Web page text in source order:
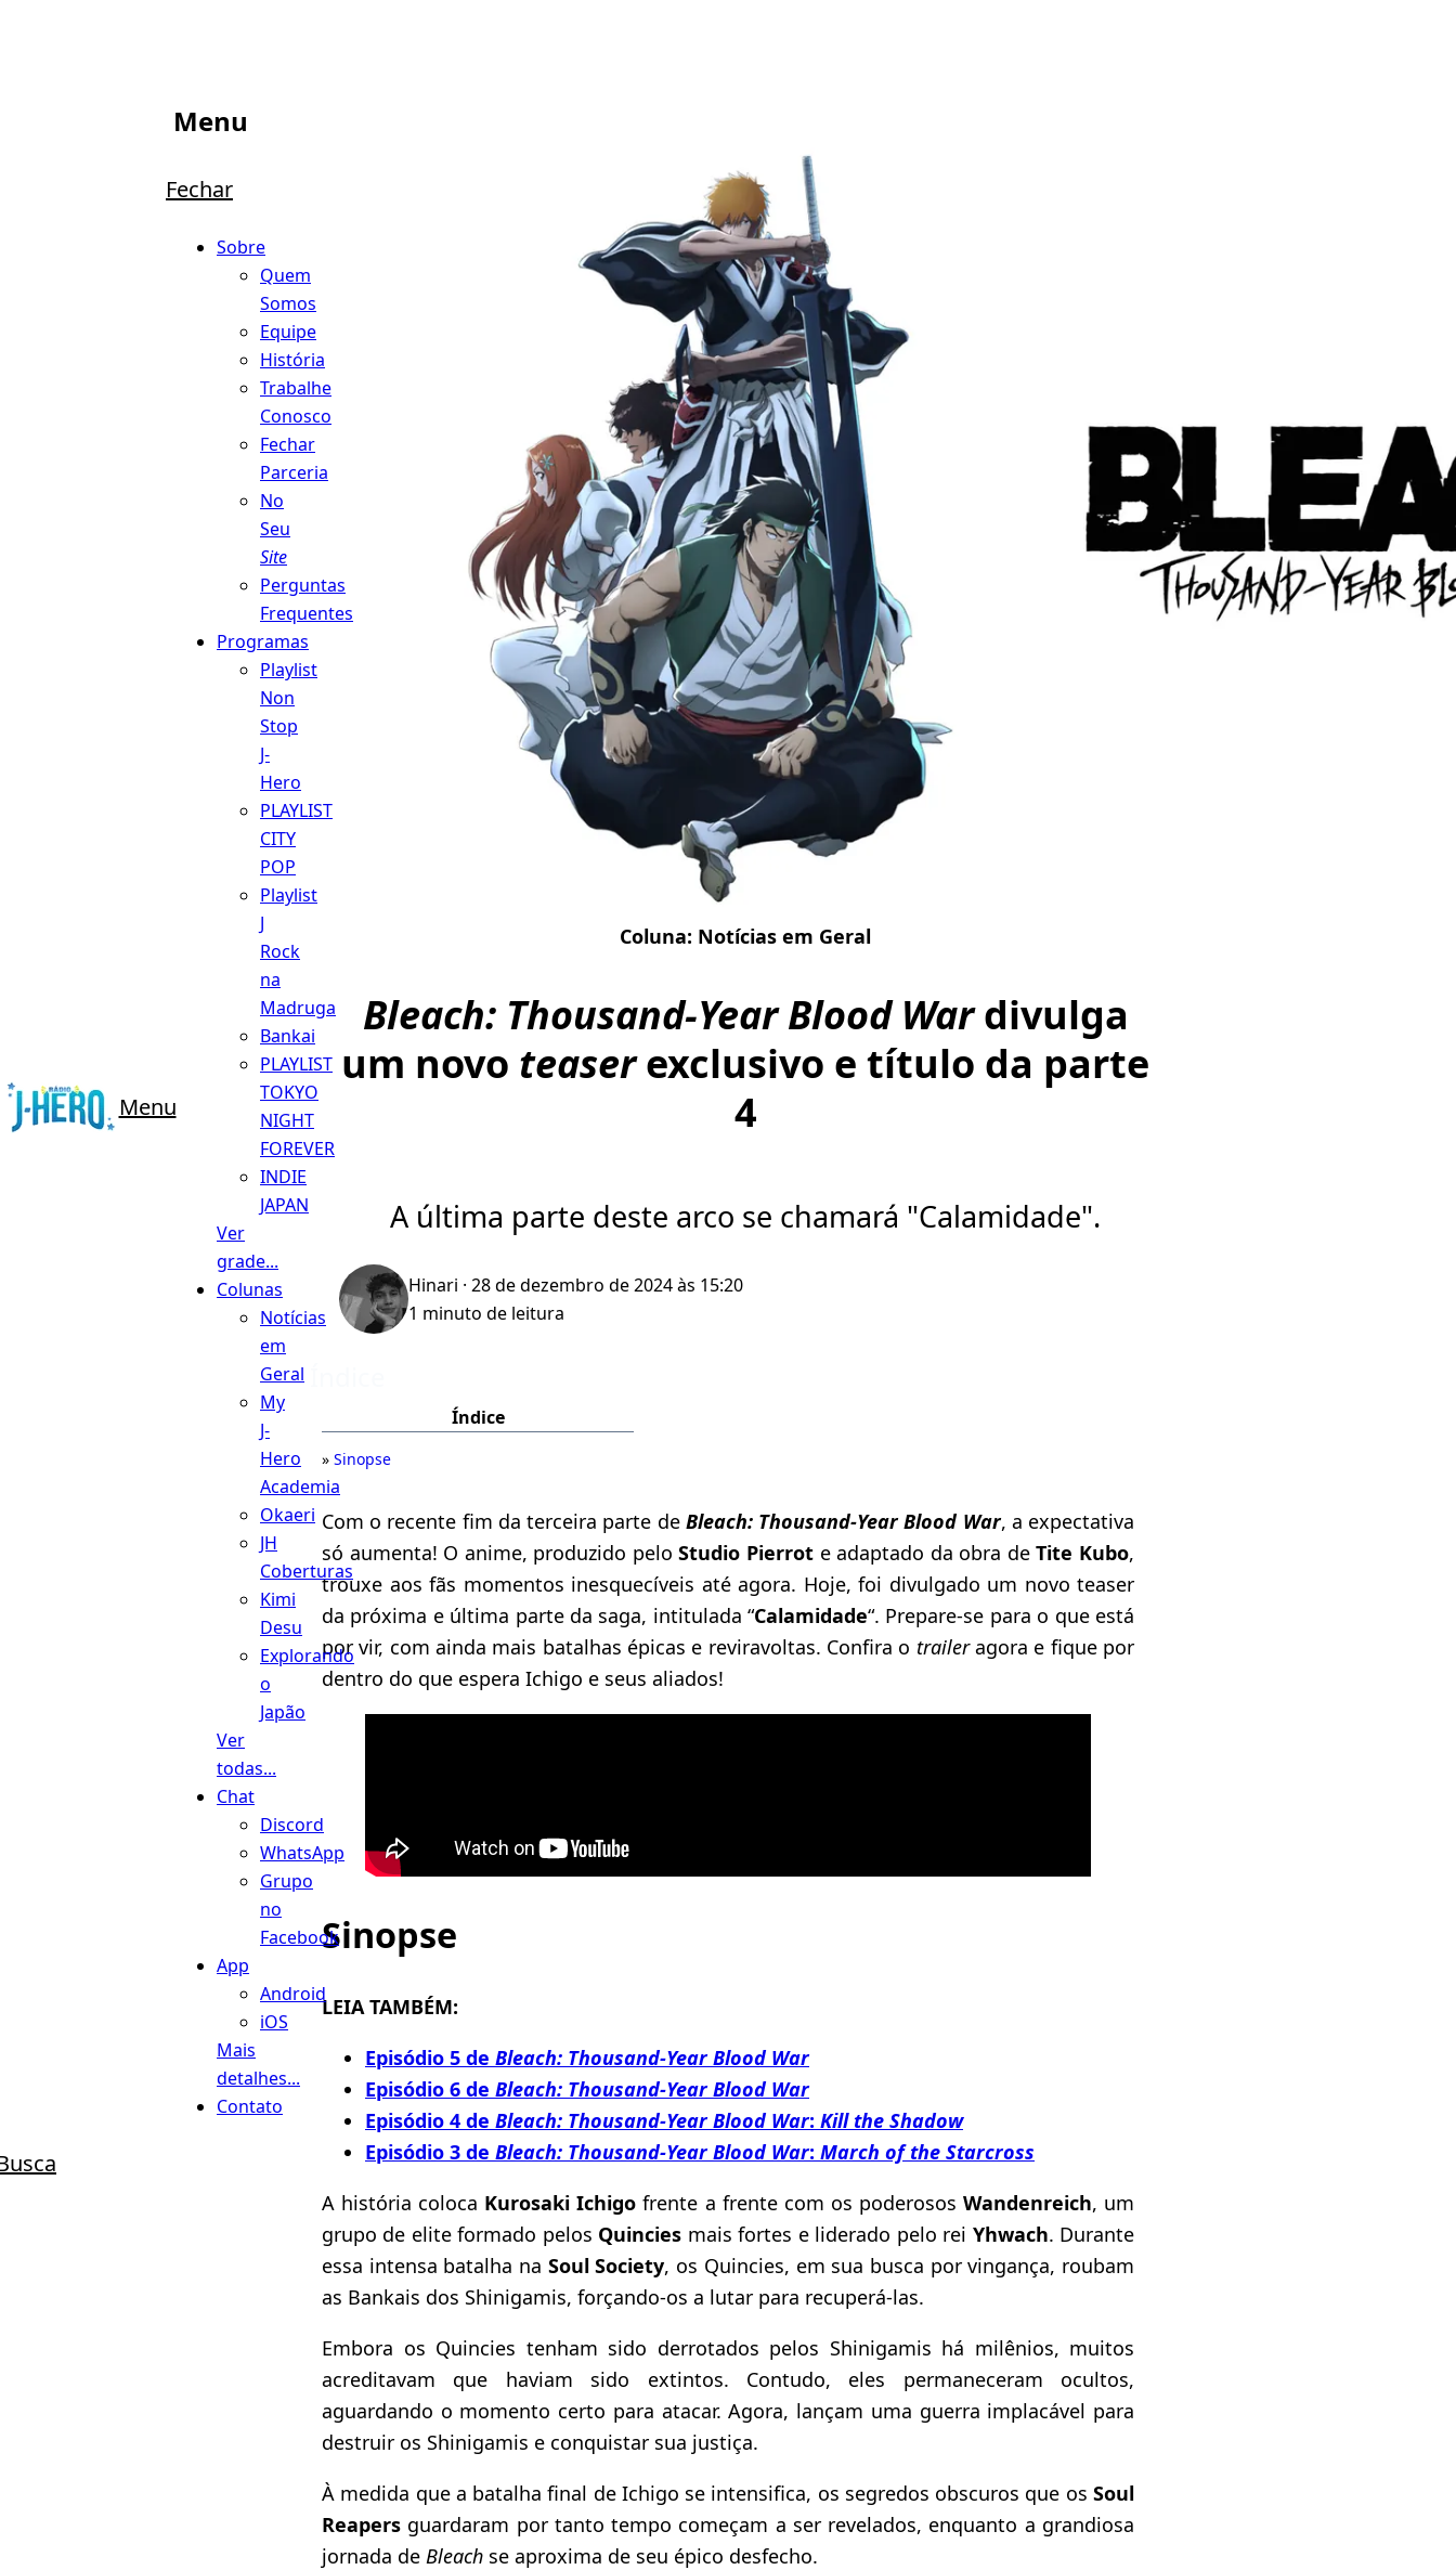
Menu
Menu
Fechar
Sobre
Quem
Somos
Equipe
História
Trabalhe
Conosco
Fechar
Parceria
No
Seu
Site
Perguntas
Frequentes
Programas
Playlist
Non
Stop
J-
Hero
PLAYLIST
CITY
POP
Playlist
J
Rock
na
Madruga
Bankai
PLAYLIST
TOKYO
NIGHT
FOREVER
INDIE
JAPAN
Ver
grade...
Colunas
Notícias
em
Geral
My
J-
Hero
Academia
Okaeri
JH
Coberturas
Kimi
Desu
Explorando
o
Japão
Ver
todas...
Chat
Discord
WhatsApp
Grupo
no
Facebook
App
Android
iOS
Mais
detalhes...
Contato
Coluna: Notícias em Geral
Bleach: Thousand-Year Blood Wardivulga
um novo teaserexclusivo e título da parte
4
A última parte deste arco se chamará "Calamidade".
Hinari · 28 de dezembro de 2024 às 15:20
1 minuto de leitura
Índice
Sinopse
Com o recente fim da terceira parte de Bleach: Thousand-Year Blood War, a expectativa
só aumenta! O anime, produzido peloStudio Pierrot e adaptado da obra deTite Kubo,
trouxe aos fãs momentos inesquecíveis até agora. Hoje, foi divulgado um novo teaser
da próxima e última parte da saga, intitulada “Calamidade“. Prepare-se para o que está
por vir, com ainda mais batalhas épicas e reviravoltas. Confira o traileragora e fique por
dentro do que espera Ichigo e seus aliados!
Sinopse
LEIA TAMBÉM:
Episódio 5 de Bleach: Thousand-Year Blood War
Episódio 6 de Bleach: Thousand-Year Blood War
Episódio 4 de Bleach: Thousand-Year Blood War: Kill the Shadow
Episódio 3 de Bleach: Thousand-Year Blood War: March of the Starcross
A história coloca Kurosaki Ichigo frente a frente com os poderosos Wandenreich, um
grupo de elite formado pelos Quincies mais fortes e liderado pelo rei Yhwach. Durante
essa intensa batalha na Soul Society, os Quincies, em sua busca por vingança, roubam
as Bankais dos Shinigamis, forçando-os a lutar para recuperá-las.
Embora os Quincies tenham sido derrotados pelos Shinigamis há milênios, muitos
acreditavam que haviam sido extintos. Contudo, eles permaneceram ocultos,
aguardando o momento certo para atacar. Agora, lançam uma guerra implacável para
destruir os Shinigamis e conquistar sua justiça.
À medida que a batalha final de Ichigo se intensifica, os segredos obscuros que os Soul
Reapers guardaram por tanto tempo começam a ser revelados, enquanto a grandiosa
jornada de Bleach se aproxima de seu épico desfecho.